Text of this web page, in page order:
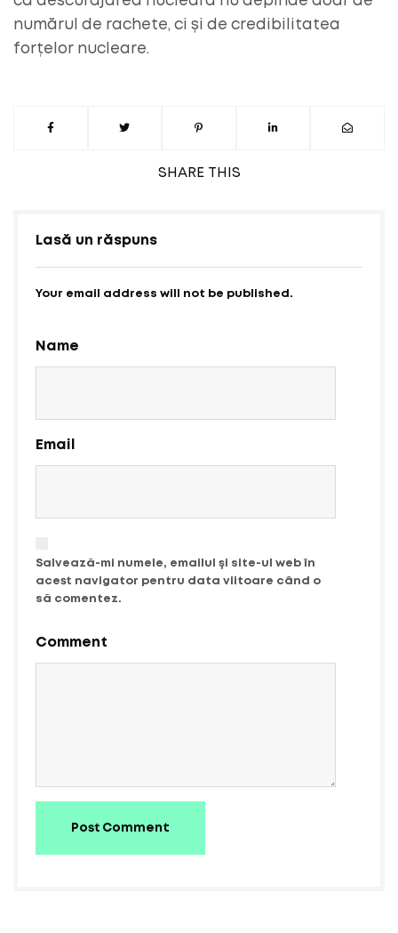
SHARE THIS
numărul de rachete, ci și de credibilitatea
forțelor nucleare.
Lasă un răspuns
Your email address will not be published.
Name
Email
Salvează-mi numele, emailul și site-ul web în
acest navigator pentru data viitoare când o
să comentez.
Comment
Post Comment